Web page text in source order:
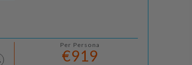
Per Persona
€919